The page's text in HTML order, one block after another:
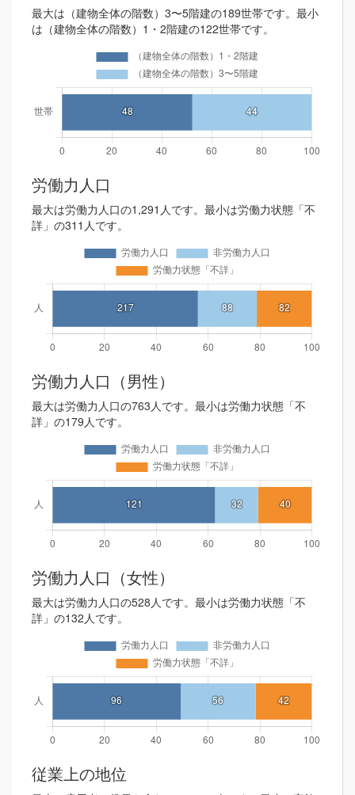
最大は（建物全体の階数）3〜5階建の189世帯です。最小
は（建物全体の階数）1・2階建の122世帯です。
労働力人口
最大は労働力人口の1,291人です。最小は労働力状態「不
詳」の311人です。
労働力人口（男性）
最大は労働力人口の763人です。最小は労働力状態「不
詳」の179人です。
労働力人口（女性）
最大は労働力人口の528人です。最小は労働力状態「不
詳」の132人です。
従業上の地位